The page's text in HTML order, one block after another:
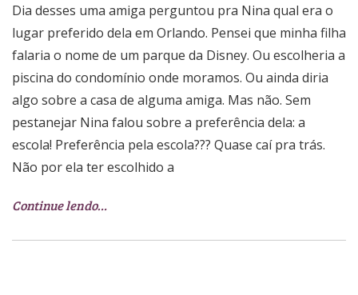
Dia desses uma amiga perguntou pra Nina qual era o
lugar preferido dela em Orlando. Pensei que minha filha
falaria o nome de um parque da Disney. Ou escolheria a
piscina do condomínio onde moramos. Ou ainda diria
algo sobre a casa de alguma amiga. Mas não. Sem
pestanejar Nina falou sobre a preferência dela: a
escola! Preferência pela escola??? Quase caí pra trás.
Não por ela ter escolhido a
Continue lendo…